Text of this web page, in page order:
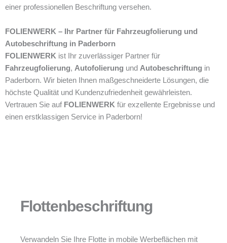
einer professionellen Beschriftung versehen.
FOLIENWERK – Ihr Partner für Fahrzeugfolierung und
Autobeschriftung in Paderborn
FOLIENWERK ist Ihr zuverlässiger Partner für
Fahrzeugfolierung, Autofolierung und Autobeschriftung in
Paderborn. Wir bieten Ihnen maßgeschneiderte Lösungen, die
höchste Qualität und Kundenzufriedenheit gewährleisten.
Vertrauen Sie auf FOLIENWERK für exzellente Ergebnisse und
einen erstklassigen Service in Paderborn!
Flottenbeschriftung
Verwandeln Sie Ihre Flotte in mobile Werbeflächen mit